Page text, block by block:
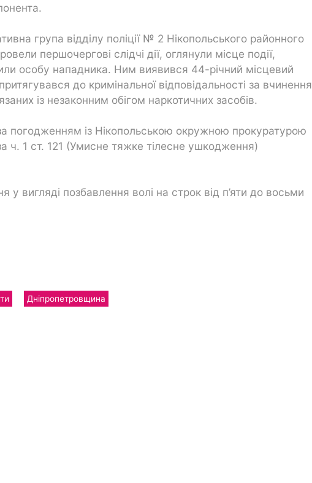
група відділу поліції № 2 Нікопольського районного
першочергові слідчі дії, оглянули місце події,
особу нападника. Ним виявився 44-річний місцевий
до кримінальної відповідальності за вчинення
із незаконним обігом наркотичних засобів.
за погодженням із Нікопольською окружною прокуратурою
ч. 1 ст. 121 (Умисне тяжке тілесне ушкодження)
у вигляді позбавлення волі на строк від п’яти до восьми
Дніпропетровщина